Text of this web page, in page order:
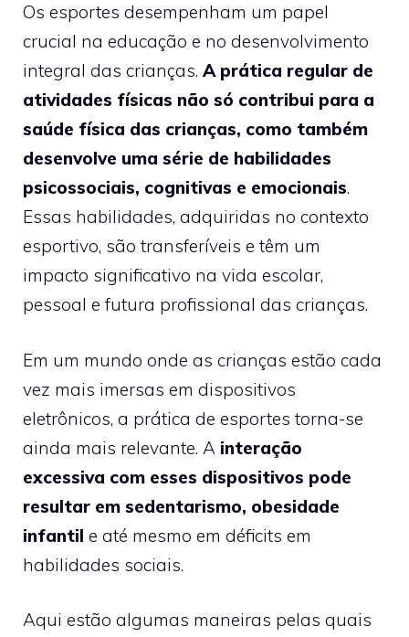
Os esportes desempenham um papel
crucial na educação e no desenvolvimento
integral das crianças. A prática regular de
atividades físicas não só contribui para a
saúde física das crianças, como também
desenvolve uma série de habilidades
psicossociais, cognitivas e emocionais.
Essas habilidades, adquiridas no contexto
esportivo, são transferíveis e têm um
impacto significativo na vida escolar,
pessoal e futura profissional das crianças.
Em um mundo onde as crianças estão cada
vez mais imersas em dispositivos
eletrônicos, a prática de esportes torna-se
ainda mais relevante. A interação
excessiva com esses dispositivos pode
resultar em sedentarismo, obesidade
infantil e até mesmo em déficits em
habilidades sociais.
Aqui estão algumas maneiras pelas quais